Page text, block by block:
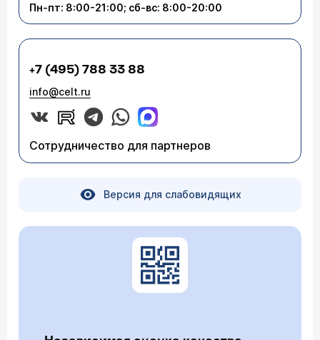
Пн-пт: 8:00-21:00; сб-вс: 8:00-20:00
+7 (495) 788 33 88
info@celt.ru
Сотрудничество для партнеров
Версия для слабовидящих